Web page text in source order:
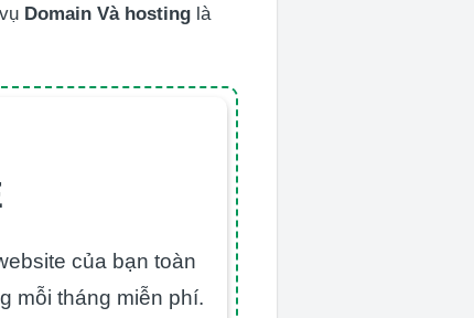
Domain Và hosting là
của bạn toàn
mỗi tháng miễn phí.